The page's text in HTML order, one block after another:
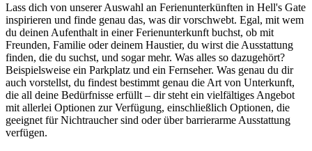
Lass dich von unserer Auswahl an Ferienunterkünften in Hell's Gate
inspirieren und finde genau das, was dir vorschwebt. Egal, mit wem
du deinen Aufenthalt in einer Ferienunterkunft buchst, ob mit
Freunden, Familie oder deinem Haustier, du wirst die Ausstattung
finden, die du suchst, und sogar mehr. Was alles so dazugehört?
Beispielsweise ein Parkplatz und ein Fernseher. Was genau du dir
auch vorstellst, du findest bestimmt genau die Art von Unterkunft,
die all deine Bedürfnisse erfüllt – dir steht ein vielfältiges Angebot
mit allerlei Optionen zur Verfügung, einschließlich Optionen, die
geeignet für Nichtraucher sind oder über barrierarme Ausstattung
verfügen.